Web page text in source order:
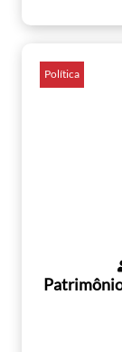
Política